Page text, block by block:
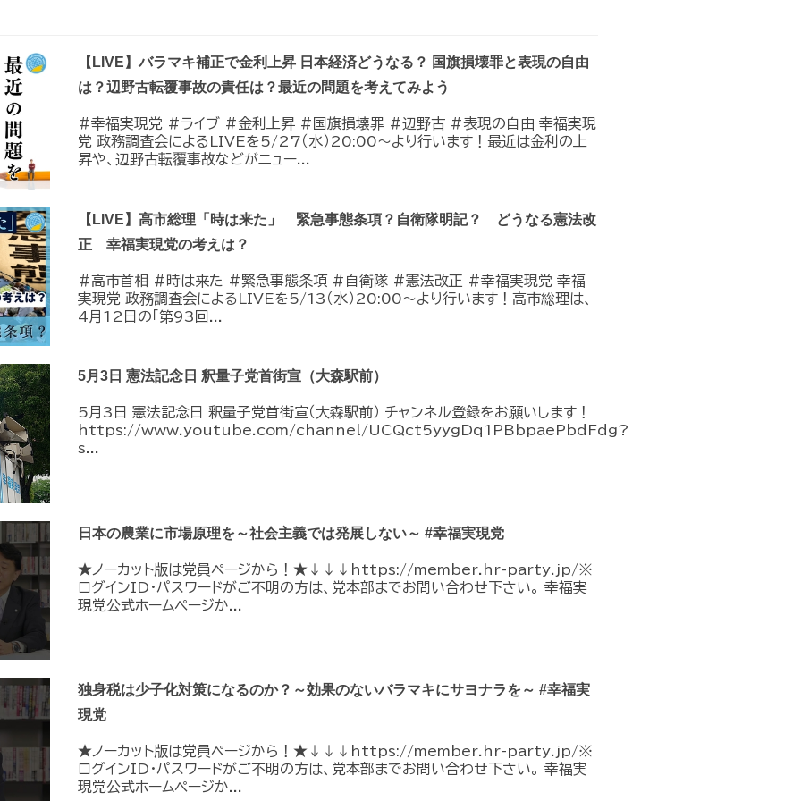
【LIVE】バラマキ補正で金利上昇 日本経済どうなる？ 国旗損壊罪と表現の自由
は？辺野古転覆事故の責任は？最近の問題を考えてみよう
#幸福実現党 #ライブ #金利上昇 #国旗損壊罪 #辺野古 #表現の自由 幸福実現
党 政務調査会によるLIVEを5/27（水）20:00〜より行います！最近は金利の上
昇や、辺野古転覆事故などがニュー...
【LIVE】高市総理「時は来た」 緊急事態条項？自衛隊明記？ どうなる憲法改
正 幸福実現党の考えは？
#高市首相 #時は来た #緊急事態条項 #自衛隊 #憲法改正 #幸福実現党 幸福
実現党 政務調査会によるLIVEを5/13（水）20:00〜より行います！高市総理は、
4月12日の「第93回...
5月3日 憲法記念日 釈量子党首街宣（大森駅前）
5月3日 憲法記念日 釈量子党首街宣（大森駅前） チャンネル登録をお願いします！
https://www.youtube.com/channel/UCQct5yygDq1PBbpaePbdFdg?
s...
日本の農業に市場原理を～社会主義では発展しない～ #幸福実現党
★ノーカット版は党員ページから！★↓↓↓https://member.hr-party.jp/※
ログインID・パスワードがご不明の方は、党本部までお問い合わせ下さい。 幸福実
現党公式ホームページか...
独身税は少子化対策になるのか？～効果のないバラマキにサヨナラを～ #幸福実
現党
★ノーカット版は党員ページから！★↓↓↓https://member.hr-party.jp/※
ログインID・パスワードがご不明の方は、党本部までお問い合わせ下さい。 幸福実
現党公式ホームページか...